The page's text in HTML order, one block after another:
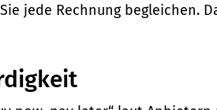
Sie jede Rechnung begleichen.